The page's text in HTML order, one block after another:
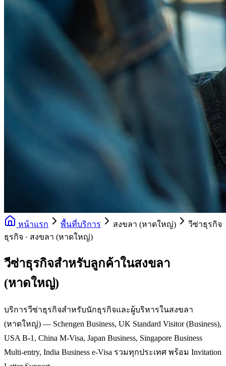
หน้าแรก พื้นที่บริการ สงขลา (หาดใหญ่)
วีซ่าธุรกิจ
ธุรกิจ · สงขลา (หาดใหญ่)
วีซ่าธุรกิจสำหรับลูกค้าในสงขลา
(หาดใหญ่)
บริการวีซ่าธุรกิจสำหรับนักธุรกิจและผู้บริหารในสงขลา
(หาดใหญ่) — Schengen Business, UK Standard Visitor (Business),
USA B-1, China M-Visa, Japan Business, Singapore Business
Multi-entry, India Business e-Visa รวมทุกประเทศ พร้อม Invitation